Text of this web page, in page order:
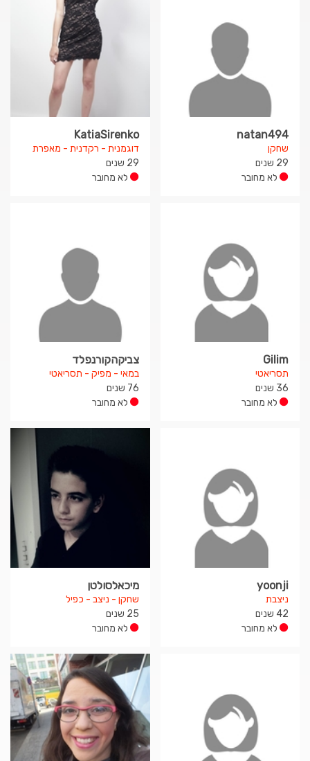
natan494
שחקן
29 שנים
לא מחובר
KatiaSirenko
דוגמנית - רקדנית - מאפרת
29 שנים
לא מחובר
Gilim
תסריאטי
36 שנים
לא מחובר
צביקהקורנפלד
במאי - מפיק - תסריאטי
76 שנים
לא מחובר
yoonji
ניצבת
42 שנים
לא מחובר
מיכאלסולטן
שחקן - ניצב - כפיל
25 שנים
לא מחובר